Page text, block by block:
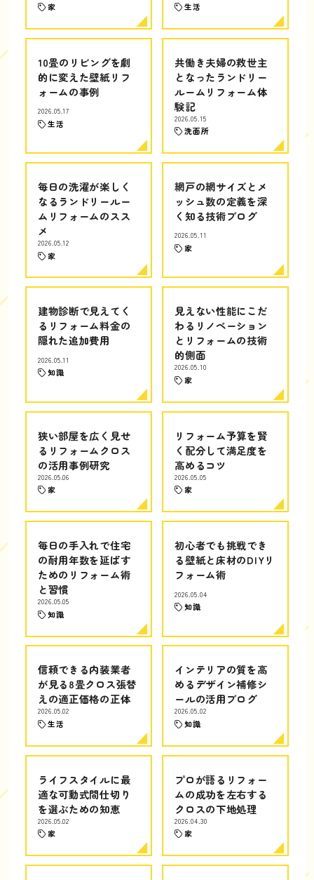
家 生活
10畳のリビングを劇
的に変えた壁紙リフ
ォームの事例
2026.05.17
生活
共働き夫婦の救世主
となったランドリー
ルームリフォーム体
験記
2026.05.15
洗面所
毎日の洗濯が楽しく
なるランドリールー
ムリフォームのスス
メ
2026.05.12
家
網戸の網サイズとメ
ッシュ数の定義を深
く知る技術ブログ
2026.05.11
家
建物診断で見えてく
るリフォーム料金の
隠れた追加費用
2026.05.11
知識
見えない性能にこだ
わるリノベーション
とリフォームの技術
的側面
2026.05.10
家
狭い部屋を広く見せ
るリフォームクロス
の活用事例研究
2026.05.06
家
リフォーム予算を賢
く配分して満足度を
高めるコツ
2026.05.05
家
毎日の手入れで住宅
の耐用年数を延ばす
ためのリフォーム術
と習慣
2026.05.05
知識
初心者でも挑戦でき
る壁紙と床材のDIYリ
フォーム術
2026.05.04
知識
信頼できる内装業者
が見る8畳クロス張替
えの適正価格の正体
2026.05.02
生活
インテリアの質を高
めるデザイン補修シ
ールの活用ブログ
2026.05.02
知識
ライフスタイルに最
適な可動式間仕切り
を選ぶための知恵
2026.05.02
家
プロが語るリフォー
ムの成功を左右する
クロスの下地処理
2026.04.30
家